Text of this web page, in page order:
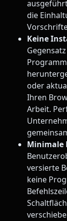
die
Keine
oder
Ihren
Arbeit.
Minimale
versierte
keine